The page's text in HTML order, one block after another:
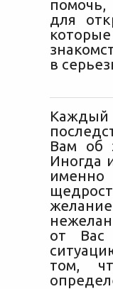
для
в
Каждый
Вам об
Иногда
именно
от Вас
том,